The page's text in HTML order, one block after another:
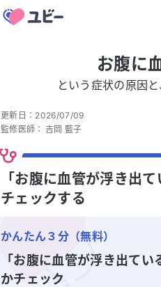
お腹に
という症状の原因
更新日： 2026/07/09
監修医師： 吉岡 藍子
「お腹に血管が浮き出
チェックする
かんたん３分（無料）
「お腹に血管が浮き出てい
かチェック